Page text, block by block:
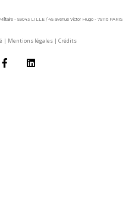
- 59043 LILLE / 45 avenue Victor Hugo - 75116 PARIS
| Mentions légales | Crédits